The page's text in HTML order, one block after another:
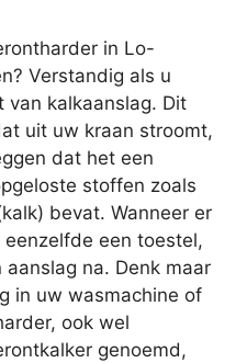
in Lo-
Verstandig als u
kalkaanslag. Dit
uit uw kraan stroomt,
dat het een
stoffen zoals
bevat. Wanneer er
een toestel,
na. Denk maar
in uw wasmachine of
ook wel
genoemd,